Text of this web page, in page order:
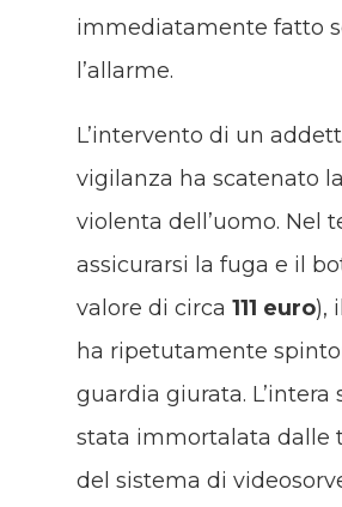
immediatamente fatto
l’allarme.
L’intervento di un
vigilanza ha scatenato
violenta dell’uomo. Nel
assicurarsi la fuga e il
valore di circa 111 euro),
ha ripetutamente
guardia giurata. L’intera
stata immortalata dalle
del sistema di